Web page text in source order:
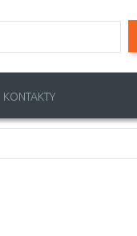
KONTAKTY